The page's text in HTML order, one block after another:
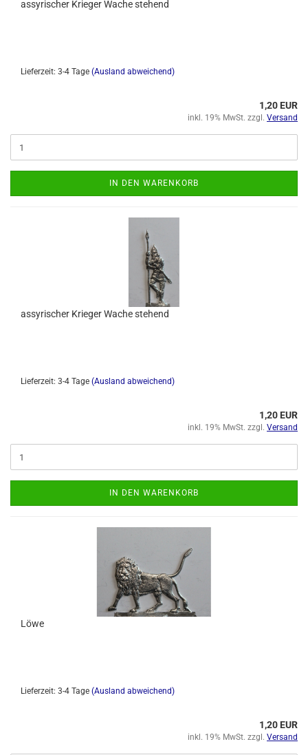
assyrischer Krieger Wache stehend
Lieferzeit: 3-4 Tage (Ausland abweichend)
1,20 EUR
inkl. 19% MwSt. zzgl. Versand
IN DEN WARENKORB
assyrischer Krieger Wache stehend
Lieferzeit: 3-4 Tage (Ausland abweichend)
1,20 EUR
inkl. 19% MwSt. zzgl. Versand
IN DEN WARENKORB
Löwe
Lieferzeit: 3-4 Tage (Ausland abweichend)
1,20 EUR
inkl. 19% MwSt. zzgl. Versand